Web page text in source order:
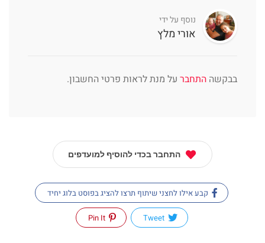
נוסף על ידי
אורי מלץ
בבקשה התחבר על מנת לראות פרטי החשבון.
התחבר בכדי להוסיף למועדפים
קבע אילו לחצני שיתוף תרצו להציג בפוסט בלוג יחיד
Tweet
Pin It